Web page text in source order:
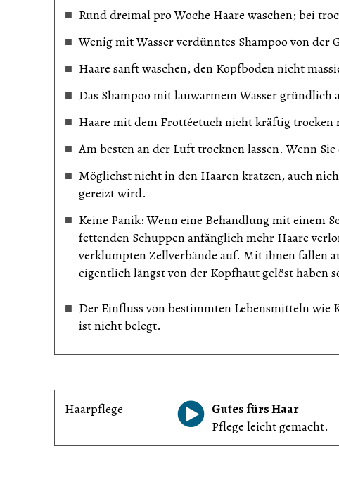
Rund dreimal pro Woche Haare waschen; bei
Wenig mit Wasser verdünntes Shampoo von der
Haare sanft waschen, den Kopfboden nicht
Das Shampoo mit lauwarmem Wasser gründlich
Haare mit dem Frottéetuch nicht kräftig
Am besten an der Luft trocknen lassen. Wenn
Möglichst nicht in den Haaren kratzen, auch
gereizt wird.
Keine Panik: Wenn eine Behandlung mit einem
fettenden Schuppen anfänglich mehr Haare
verklumpten Zellverbände auf. Mit ihnen fallen
eigentlich längst von der Kopfhaut gelöst haben
Der Einfluss von bestimmten Lebensmitteln wie
ist nicht belegt.
Haarpflege
Gutes fürs Haar
Pflege leicht gemacht.